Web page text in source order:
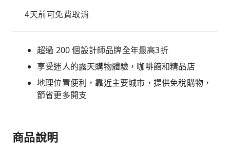
4天前可免費取消
超過 200 個設計師品牌全年最高3折
享受迷人的露天購物體驗，咖啡館和精品店
地理位置便利，靠近主要城市，提供免稅購物，
節省更多開支
商品說明